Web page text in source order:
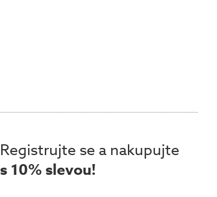
Registrujte se a nakupujte
s 10% slevou!